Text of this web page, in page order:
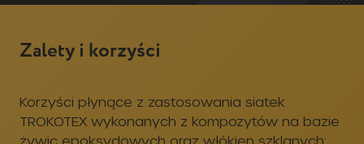
TROKOTEX wykonanych z kompozytów na bazie
żywic epoksydowych oraz włókien szklanych:
całkowicie zautomatyzowany system
produkcji siatki z kompozytów są TAŃSZE niż stal.